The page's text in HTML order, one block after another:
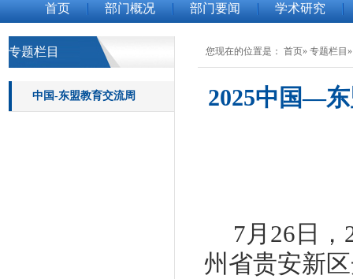
首页 部门概况 部门要闻 学术研究
专题栏目
中国-东盟教育交流周
您现在的位置是： 首页» 专题栏目
2025中国—
7月26日
州省贵安新